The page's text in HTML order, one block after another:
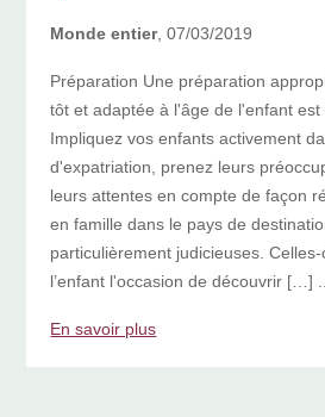
Monde entier, 07/03/2019
Préparation Une préparation
tôt et adaptée à l'âge de l'enfant est
Impliquez vos enfants activement
d'expatriation, prenez leurs
leurs attentes en compte de façon
en famille dans le pays de
particulièrement judicieuses.
l’enfant l'occasion de découvrir […] ...
En savoir plus